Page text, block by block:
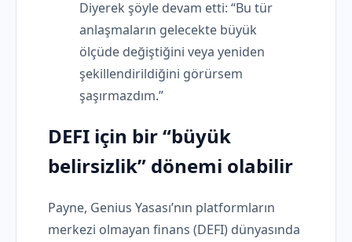
Diyerek şöyle devam etti: “Bu tür
anlaşmaların gelecekte büyük
ölçüde değiştiğini veya yeniden
şekillendirildiğini görürsem
şaşırmazdım.”
DEFI için bir “büyük
belirsizlik” dönemi olabilir
Payne, Genius Yasası’nın platformların
merkezi olmayan finans (DEFI) dünyasında